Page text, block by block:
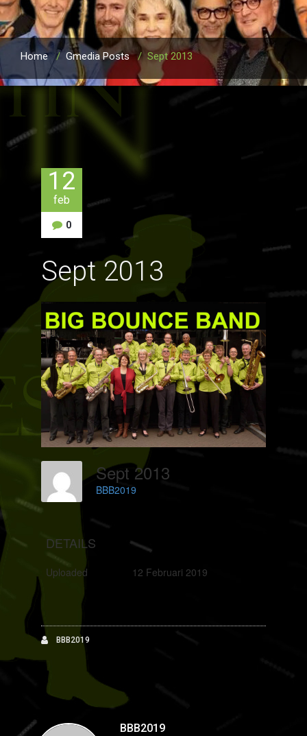
Home/ Gmedia Posts/ Sept 2013
12
feb
0
Sept 2013
Sept 2013
BBB2019
DETAILS
Uploaded 12 Februari 2019
BBB2019
BBB2019